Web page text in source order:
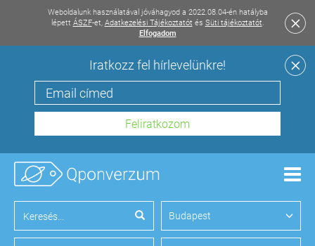
Weboldalunk használatával jóváhagyod a 2022.08.04-én hatályba
lépett ÁSZF-et, Adatkezelési Tájékoztatót és Süti tájékoztatót.
Elfogadom
Iratkozz fel hírlevelünkre!
Budapest